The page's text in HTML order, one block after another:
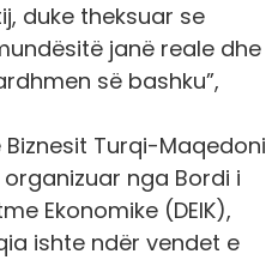
duke theksuar se
janë reale dhe
së bashku”,
Turqi-Maqedoni
nga Bordi i
Ekonomike (DEIK),
ishte ndër vendet e